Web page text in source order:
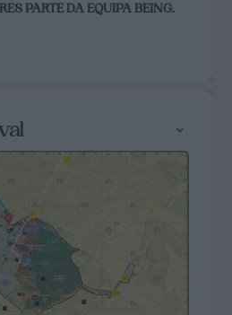
PARTE DA EQUIPA BEING.